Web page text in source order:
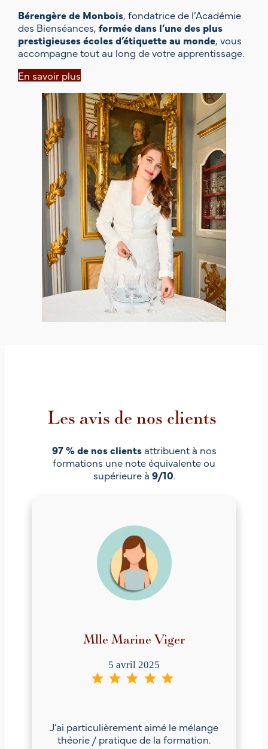
Bérengère de Monbois, fondatrice de l’Académie
des Bienséances,formée dans l’une des plus
prestigieuses écoles d’étiquette au monde, vous
accompagne tout au long de votre apprentissage.
En savoir plus
Les avis de nos clients
97 %de nos clientsattribuent à nos
formations une note équivalente ou
supérieure à 9/10.
Mlle Marine Viger
5 avril 2025
⭐⭐ ⭐⭐⭐
J’ai particulièrement aimé le mélange
théorie / pratique de la formation.